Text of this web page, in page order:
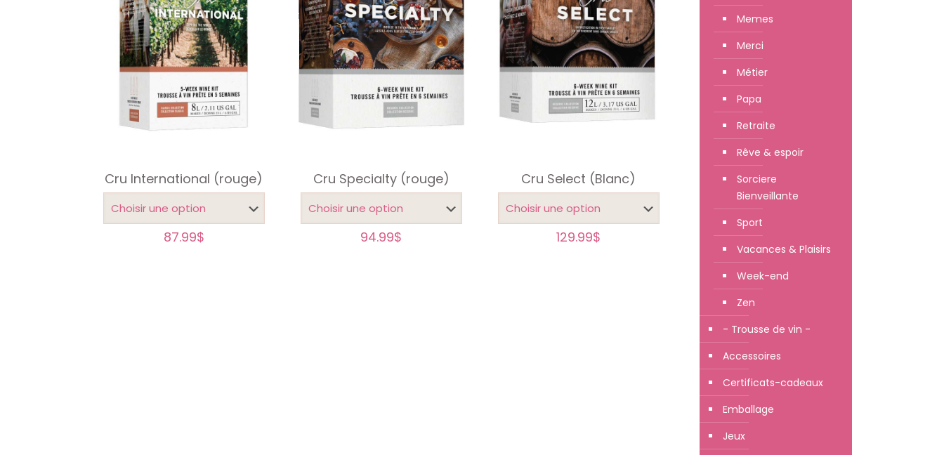
Cru International (rouge)
87.99$
Cru Specialty (rouge)
94.99$
Cru Select (Blanc)
129.99$
Memes
Merci
Métier
Papa
Retraite
Rêve & espoir
Sorciere
Bienveillante
Sport
Vacances & Plaisirs
Week-end
Zen
- Trousse de vin -
Accessoires
Certificats-cadeaux
Emballage
Jeux